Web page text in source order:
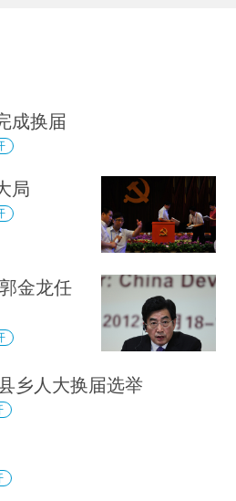
成换届
局
金龙任
乡人大换届选举